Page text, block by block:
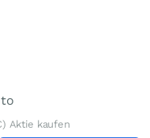
Aktie kaufen